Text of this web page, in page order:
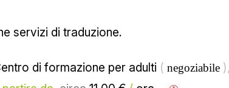
servizi di traduzione.
di formazione per adulti ( negoziabile